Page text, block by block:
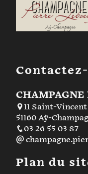
CHAMPAGNE
11 Saint-Vincent
51160 Aÿ-
03 26 55 03 87
Plan du